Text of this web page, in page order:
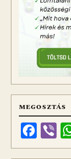
MEGOSZTÁS